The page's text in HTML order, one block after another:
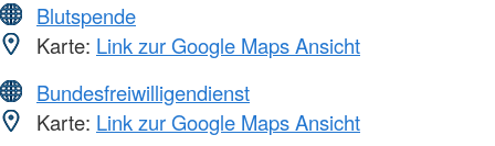
Blutspende
Karte: Link zur Google Maps Ansicht
Bundesfreiwilligendienst
Karte: Link zur Google Maps Ansicht